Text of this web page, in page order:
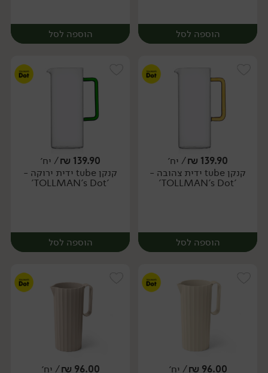
הוספה לסל
מארז
הוספה לסל
יח׳
139.90
₪/ יח׳
קנקן tube ידית צהובה -
'TOLLMAN's Dot'
הוספה לסל
139.90
₪/ יח׳
קנקן tube ידית ירוקה -
'TOLLMAN's Dot'
הוספה לסל
96.00
₪/ יח׳ 96.00
₪/ יח׳